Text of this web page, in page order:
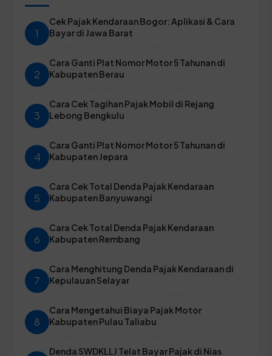
1
Cek Pajak Kendaraan Bogor: Aplikasi & Cara
Bayar di Jawa Barat
2
Cara Ganti Plat Nomor Motor 5 Tahunan di
Kabupaten Berau
3
Cara Cek Tagihan Pajak Mobil di Rejang
Lebong Bengkulu
4
Cara Ganti Plat Nomor Motor 5 Tahunan di
Kabupaten Jepara
5
Cara Cek Total Denda Pajak Kendaraan
Kabupaten Banyuwangi
6
Cara Cek Total Denda Pajak Kendaraan
Kabupaten Rembang
7
Cara Menghitung Denda Pajak Kendaraan di
Kepulauan Selayar
8
Cara Mengetahui Biaya Pajak Motor
Kabupaten Pulau Taliabu
Denda SWDKLLJ Telat Bayar Pajak di Nias